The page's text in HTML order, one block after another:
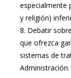
especialmente
y religión)
8. Debatir
que ofrezca
sistemas de
Administración.